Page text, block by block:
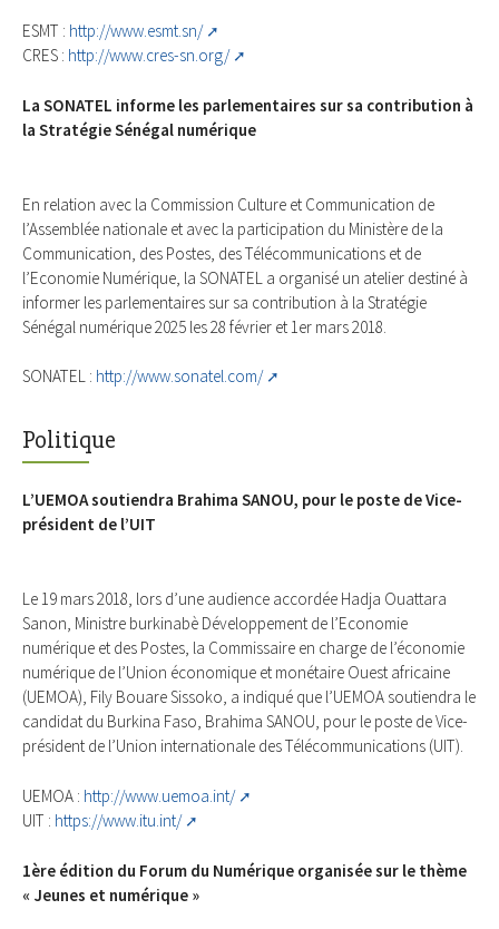
ESMT : http://www.esmt.sn/
CRES : http://www.cres-sn.org/
La SONATEL informe les parlementaires sur sa contribution à
la Stratégie Sénégal numérique
En relation avec la Commission Culture et Communication de
l’Assemblée nationale et avec la participation du Ministère de la
Communication, des Postes, des Télécommunications et de
l’Economie Numérique, la SONATEL a organisé un atelier destiné à
informer les parlementaires sur sa contribution à la Stratégie
Sénégal numérique 2025 les 28 février et 1er mars 2018.
SONATEL : http://www.sonatel.com/
Politique
L’UEMOA soutiendra Brahima SANOU, pour le poste de Vice-
président de l’UIT
Le 19 mars 2018, lors d’une audience accordée Hadja Ouattara
Sanon, Ministre burkinabè Développement de l’Economie
numérique et des Postes, la Commissaire en charge de l’économie
numérique de l’Union économique et monétaire Ouest africaine
(UEMOA), Fily Bouare Sissoko, a indiqué que l’UEMOA soutiendra le
candidat du Burkina Faso, Brahima SANOU, pour le poste de Vice-
président de l’Union internationale des Télécommunications (UIT).
UEMOA : http://www.uemoa.int/
UIT : https://www.itu.int/
1ère édition du Forum du Numérique organisée sur le thème
« Jeunes et numérique »